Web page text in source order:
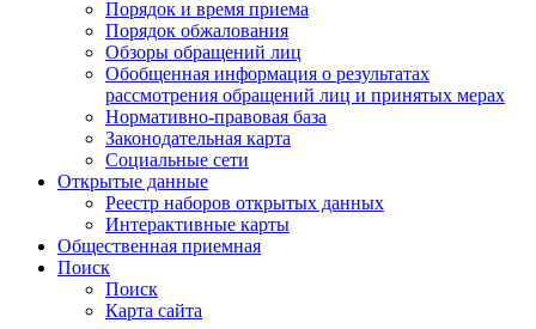
Порядок и время приема
Порядок обжалования
Обзоры обращений лиц
Обобщенная информация о результатах
рассмотрения обращений лиц и принятых мерах
Нормативно-правовая база
Законодательная карта
Социальные сети
Открытые данные
Реестр наборов открытых данных
Интерактивные карты
Общественная приемная
Поиск
Поиск
Карта сайта